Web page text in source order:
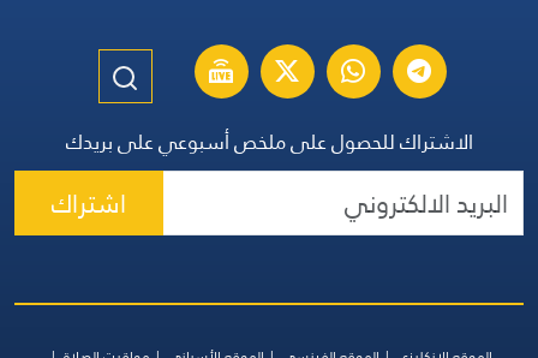
الاشتراك للحصول على ملخص أسبوعي على بريدك
اشتراك